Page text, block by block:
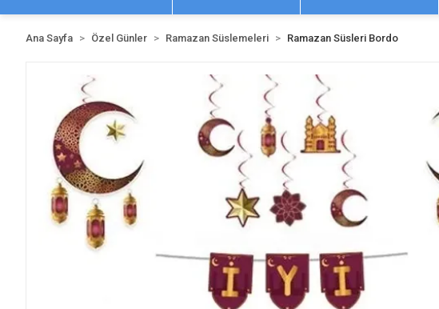
Ana Sayfa Özel Günler Ramazan Süslemeleri Ramazan Süsleri Bordo